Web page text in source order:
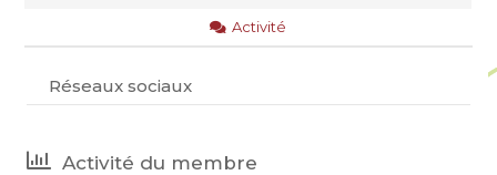
Activité
Réseaux sociaux
Activité du membre